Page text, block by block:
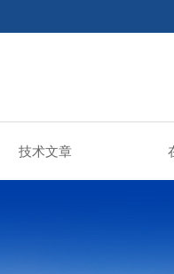
技术文章